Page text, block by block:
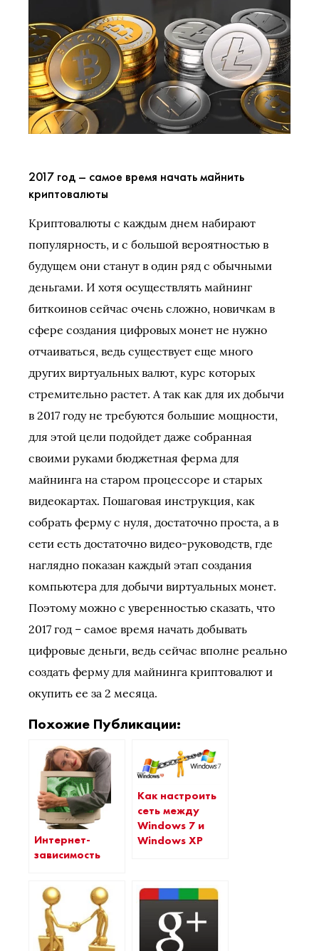
2017 год – самое время начать майнить
криптовалюты
Криптовалюты с каждым днем набирают
популярность, и с большой вероятностью в
будущем они станут в один ряд с обычными
деньгами. И хотя осуществлять майнинг
биткоинов сейчас очень сложно, новичкам в
сфере создания цифровых монет не нужно
отчаиваться, ведь существует еще много
других виртуальных валют, курс которых
стремительно растет. А так как для их добычи
в 2017 году не требуются большие мощности,
для этой цели подойдет даже собранная
своими руками бюджетная ферма для
майнинга на старом процессоре и старых
видеокартах. Пошаговая инструкция, как
собрать ферму с нуля, достаточно проста, а в
сети есть достаточно видео-руководств, где
наглядно показан каждый этап создания
компьютера для добычи виртуальных монет.
Поэтому можно с уверенностью сказать, что
2017 год – самое время начать добывать
цифровые деньги, ведь сейчас вполне реально
создать ферму для майнинга криптовалют и
окупить ее за 2 месяца.
Похожие Публикации:
Интернет-
зависимость
Как настроить
сеть между
Windows 7 и
Windows XP